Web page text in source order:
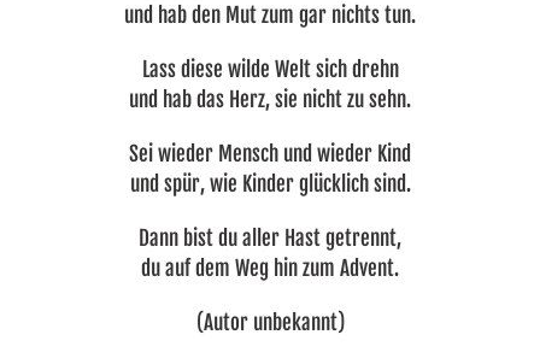
und hab den Mut zum gar nichts tun.
Lass diese wilde Welt sich drehn
und hab das Herz, sie nicht zu sehn.
Sei wieder Mensch und wieder Kind
und spür, wie Kinder glücklich sind.
Dann bist du aller Hast getrennt,
du auf dem Weg hin zum Advent.
(Autor unbekannt)